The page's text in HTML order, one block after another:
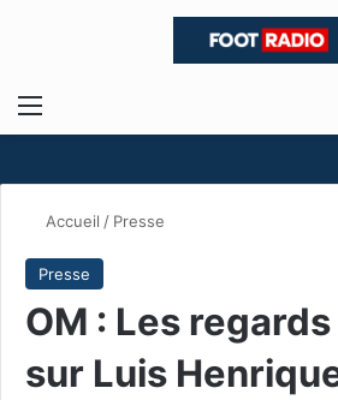
Menu
Accueil / Presse
Presse
OM : Les
sur Luis